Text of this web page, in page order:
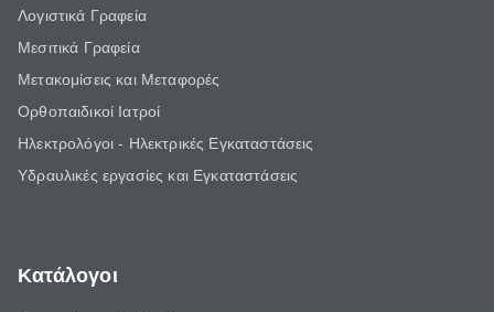
Λογιστικά Γραφεία
Μεσιτικά Γραφεία
Μετακομίσεις και Μεταφορές
Ορθοπαιδικοί Ιατροί
Ηλεκτρολόγοι - Ηλεκτρικές Εγκαταστάσεις
Υδραυλικές εργασίες και Εγκαταστάσεις
Κατάλογοι